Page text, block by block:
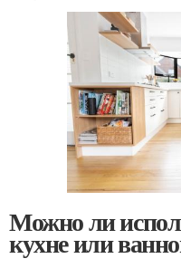
Можно ли
кухне или